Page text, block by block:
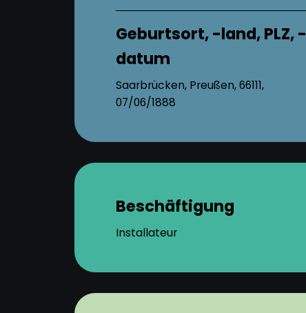
Geburtsort, -land, PLZ, -
datum
Saarbrücken, Preußen, 66111,
07/06/1888
Beschäftigung
Installateur